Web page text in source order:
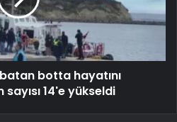
botta hayatını
14'e yükseldi